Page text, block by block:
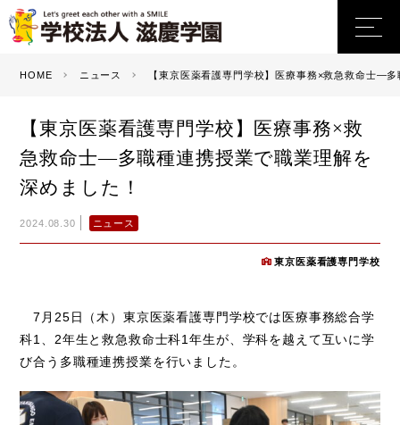
HOME ニュース 【東京医薬看護専門学校】医療事務×救急救命士―
【東京医薬看護専門学校】医療事務×救
急救命士―多職種連携授業で職業理解を
深めました！
2024.08.30 ニュース
東京医薬看護専門学校
7月25日（木）東京医薬看護専門学校では医療事務総合学
科1、2年生と救急救命士科1年生が、学科を越えて互いに学
び合う多職種連携授業を行いました。